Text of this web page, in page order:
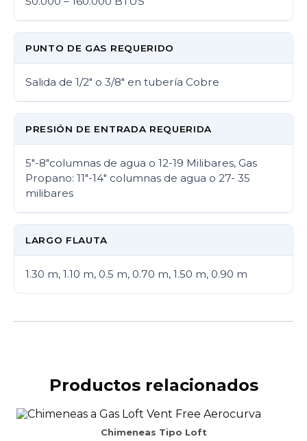
PUNTO DE GAS REQUERIDO
Salida de 1/2" o 3/8" en tubería Cobre
PRESIÓN DE ENTRADA REQUERIDA
5"-8"columnas de agua o 12-19 Milibares, Gas
Propano: 11"-14" columnas de agua o 27- 35
milibares
LARGO FLAUTA
1.30 m, 1.10 m, 0.5 m, 0.70 m, 1.50 m, 0.90 m
Productos relacionados
Chimeneas Tipo Loft